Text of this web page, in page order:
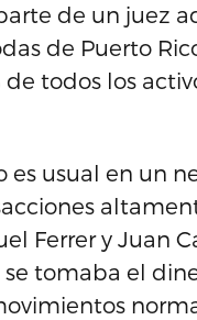
de un juez
de Puerto
todos los
es usual en un
Ferrer y Juan
tomaba el